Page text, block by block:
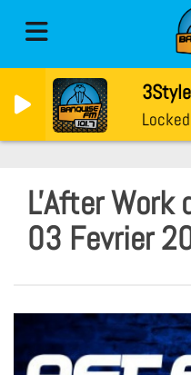
Locked
L'After Work
03 Fevrier